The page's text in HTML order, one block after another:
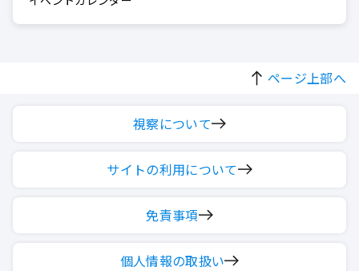
ページ上部へ
視察について
サイトの利用について
免責事項
個人情報の取扱い